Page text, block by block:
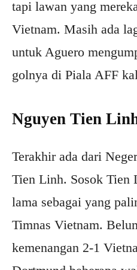
tapi lawan yang
Vietnam. Masih ada
untuk Aguero
golnya di Piala AFF
Nguyen Tien
Terakhir ada dari
Tien Linh. Sosok Tien
lama sebagai yang
Timnas Vietnam.
kemenangan 2-1